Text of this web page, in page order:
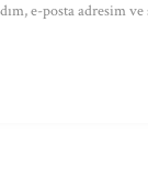
e-posta adresim